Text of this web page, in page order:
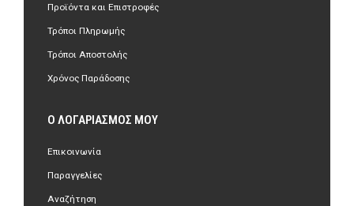
Προϊόντα και Επιστροφές
Τρόποι Πληρωμής
Τρόποι Αποστολής
Χρόνος Παράδοσης
Ο ΛΟΓΑΡΙΑΣΜΌΣ ΜΟΥ
Επικοινωνία
Παραγγελίες
Αναζήτηση